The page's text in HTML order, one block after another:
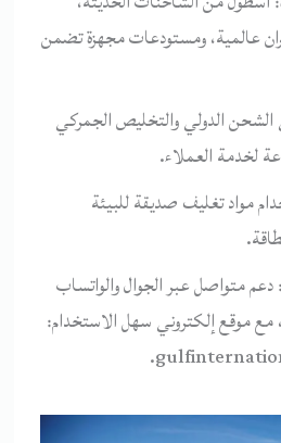
عالمية، ومستودعات مجهزة تضمن
الدولي والتخليص الجمركي
لخدمة العملاء.
مواد تغليف صديقة للبيئة
: دعم متواصل عبر الجوال والواتساب
، مع موقع إلكتروني سهل الاستخدام: